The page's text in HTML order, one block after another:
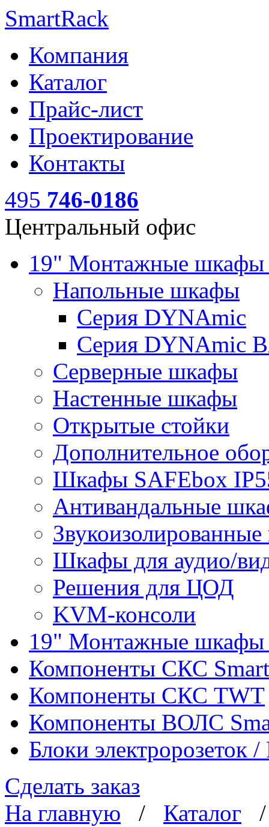
SmartRack
Компания
Каталог
Прайс-лист
Проектирование
Контакты
495 746-0186
Центральный офис
19" Монтажные
Напольные шкафы
Серия DYNAmic
Серия DYNAmic
Серверные шкафы
Настенные шкафы
Открытые стойки
Дополнительное
Шкафы SAFEbox
Антивандальные
Шкафы для аудио/
Решения для ЦОД
KVM-консоли
19" Монтажные шкафы
Компоненты СКС
Компоненты СКС TWT
Компоненты ВОЛС
Блоки электророзеток
Сделать заказ
На главную / Каталог